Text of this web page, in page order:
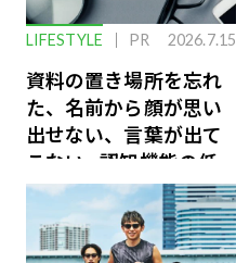
LIFESTYLE PR 2026.7.15
資料の置き場所を忘れ
た、名前から顔が思い
出せない、言葉が出て
こない…認知機能の低
下を救う、脳のインナ
ーケアとは